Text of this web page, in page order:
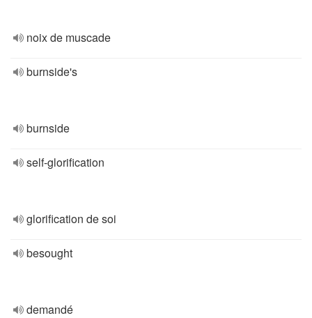
noix de muscade
burnside's
burnside
self-glorification
glorification de soi
besought
demandé